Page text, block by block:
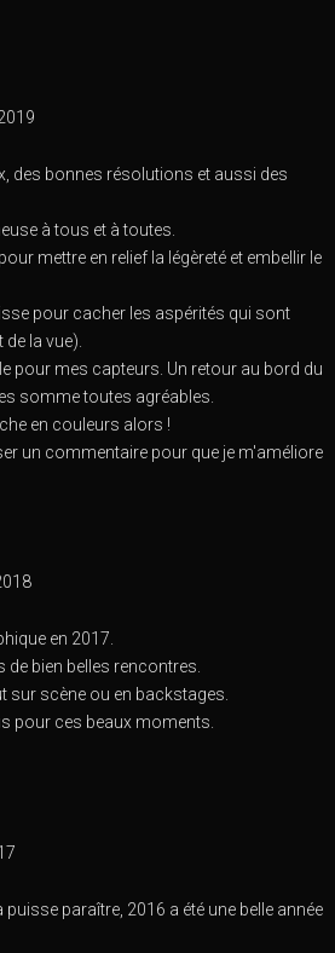
des bonnes résolutions et aussi des
à tous et à toutes.
mettre en relief la légèreté et embellir le
pour cacher les aspérités qui sont
de la vue).
pour mes capteurs. Un retour au bord du
somme toutes agréables.
en couleurs alors !
un commentaire pour que je m'améliore
en 2017.
bien belles rencontres.
sur scène ou en backstages.
pour ces beaux moments.
paraître, 2016 a été une belle année